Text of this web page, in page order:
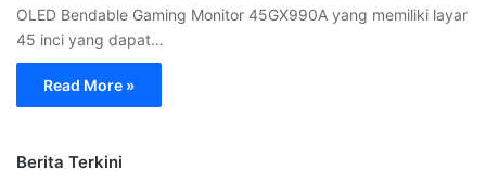
OLED Bendable Gaming Monitor 45GX990A yang memiliki layar
45 inci yang dapat…
Read More »
Berita Terkini